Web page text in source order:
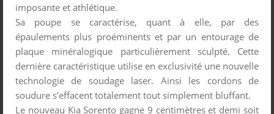
imposante et athlétique.
Sa poupe se caractérise, quant à elle, par des
épaulements plus proéminents et par un entourage de
plaque minéralogique particulièrement sculpté. Cette
dernière caractéristique utilise en exclusivité une nouvelle
technologie de soudage laser. Ainsi les cordons de
soudure s’effacent totalement tout simplement bluffant.
Le nouveau Kia Sorento gagne 9 centimètres et demi soit